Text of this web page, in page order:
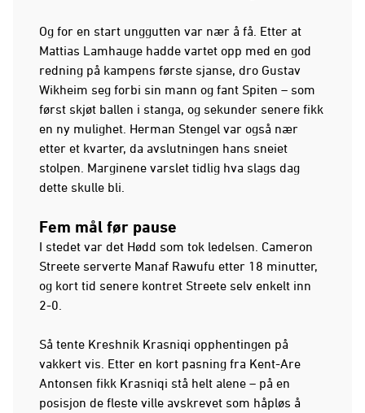
Og for en start unggutten var nær å få. Etter at
Mattias Lamhauge hadde vartet opp med en god
redning på kampens første sjanse, dro Gustav
Wikheim seg forbi sin mann og fant Spiten – som
først skjøt ballen i stanga, og sekunder senere fikk
en ny mulighet. Herman Stengel var også nær
etter et kvarter, da avslutningen hans sneiet
stolpen. Marginene varslet tidlig hva slags dag
dette skulle bli.
Fem mål før pause
I stedet var det Hødd som tok ledelsen. Cameron
Streete serverte Manaf Rawufu etter 18 minutter,
og kort tid senere kontret Streete selv enkelt inn
2-0.
Så tente Kreshnik Krasniqi opphentingen på
vakkert vis. Etter en kort pasning fra Kent-Are
Antonsen fikk Krasniqi stå helt alene – på en
posisjon de fleste ville avskrevet som håpløs å